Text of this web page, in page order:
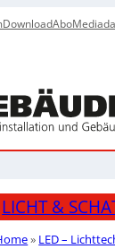
DownloadAbo
LICHT &
» LED –